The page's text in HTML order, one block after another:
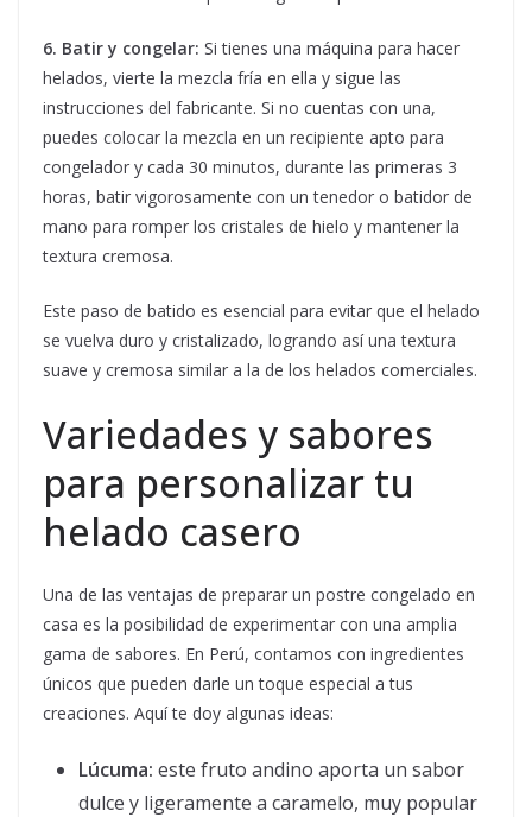
6. Batir y congelar: Si tienes una máquina para hacer
helados, vierte la mezcla fría en ella y sigue las
instrucciones del fabricante. Si no cuentas con una,
puedes colocar la mezcla en un recipiente apto para
congelador y cada 30 minutos, durante las primeras 3
horas, batir vigorosamente con un tenedor o batidor de
mano para romper los cristales de hielo y mantener la
textura cremosa.
Este paso de batido es esencial para evitar que el helado
se vuelva duro y cristalizado, logrando así una textura
suave y cremosa similar a la de los helados comerciales.
Variedades y sabores
para personalizar tu
helado casero
Una de las ventajas de preparar un postre congelado en
casa es la posibilidad de experimentar con una amplia
gama de sabores. En Perú, contamos con ingredientes
únicos que pueden darle un toque especial a tus
creaciones. Aquí te doy algunas ideas:
Lúcuma: este fruto andino aporta un sabor
dulce y ligeramente a caramelo, muy popular